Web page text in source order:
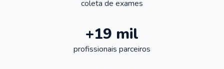
coleta de exames
+19 mil
profissionais parceiros